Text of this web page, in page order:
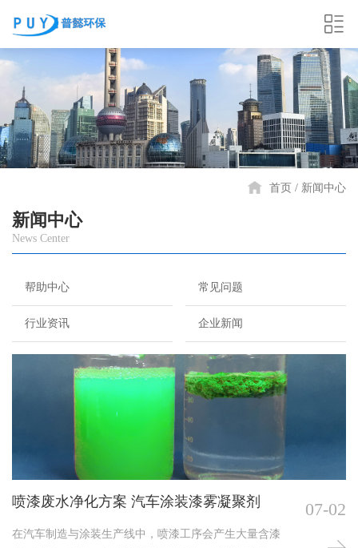
首页 新闻中心
新闻中心
News Center
帮助中心 常见问题
行业资讯 企业新闻
喷漆废水净化方案 汽车涂装漆雾凝聚剂
在汽车制造与涂装生产线中，喷漆工序会产生大量含漆
07-02